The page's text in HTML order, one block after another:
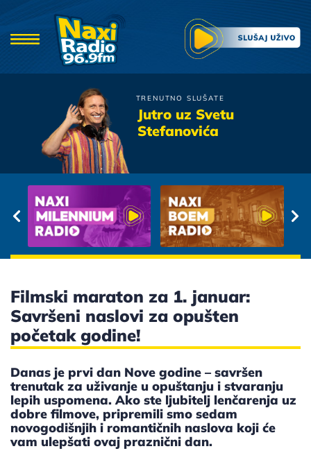
TRENUTNO SLUŠATE
Jutro uz Svetu
Stefanovića
Goran Karan
Ne Salji Ladje
Filmski maraton za 1. januar:
Savršeni naslovi za opušten
početak godine!
Danas je prvi dan Nove godine – savršen
trenutak za uživanje u opuštanju i stvaranju
lepih uspomena. Ako ste ljubitelj lenčarenja uz
dobre filmove, pripremili smo sedam
novogodišnjih i romantičnih naslova koji će
vam ulepšati ovaj praznični dan.